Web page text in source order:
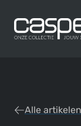
Alle artikelen